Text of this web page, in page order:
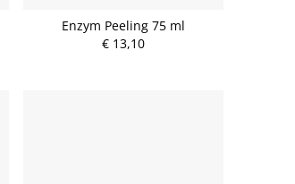
Enzym Peeling 75 ml
€ 13,10